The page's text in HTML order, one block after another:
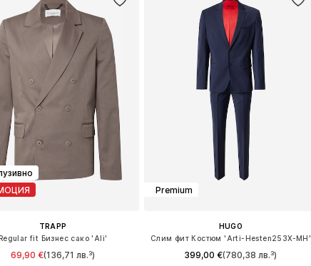
TRAPP
Regular fit Бизнес сако 'Ali'
69,90 €(136,71 лв.³)
Premium
HUGO
Слим фит Костюм 'Arti-Hesten253X-MH'
399,00 €(780,38 лв.³)